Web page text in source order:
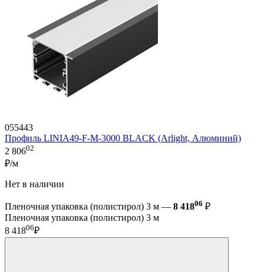
055443
Профиль LINIA49-F-M-3000 BLACK (Arlight, Алюминий)
2 80602
₽/м
Нет в наличии
Пленочная упаковка (полистирол) 3 м — 8 41806 ₽
Пленочная упаковка (полистирол) 3 м
8 41806₽